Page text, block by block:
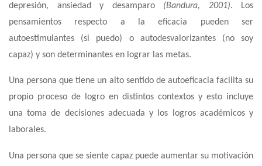
depresión, ansiedad y desamparo(Bandura, 2001). Los
pensamientos respecto a la eficacia pueden ser
autoestimulantes (si puedo) o autodesvalorizantes (no soy
capaz) y son determinantes en lograr las metas.
Una persona que tiene un alto sentido de autoeficacia facilita su
propio proceso de logro en distintos contextos y esto incluye
una toma de decisiones adecuada y los logros académicos y
laborales.
Una persona que se siente capaz puede aumentar su motivación